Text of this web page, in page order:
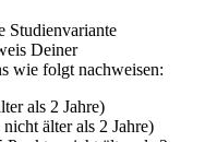
Studienvariante
Deiner
wie folgt nachweisen:
als 2 Jahre)
älter als 2 Jahre)